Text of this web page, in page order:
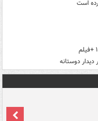
است
دوستانه